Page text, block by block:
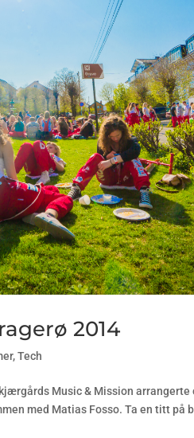
2014
,Tech
Music & Mission
med Matias Fosso. Ta en titt på